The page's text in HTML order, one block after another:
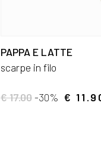
PAPPA E LATTE
scarpe in filo
€ 17.00-30% €